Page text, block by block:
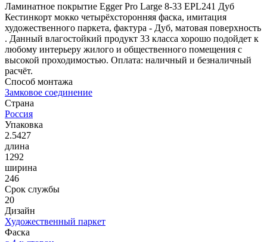
Ламинатное покрытие Egger Pro Large 8-33 EPL241 Дуб
Кестинкорт мокко четырёхсторонняя фаска, имитация
художественного паркета, фактура - Дуб, матовая поверхность
. Данный влагостойкий продукт 33 класса хорошо подойдет к
любому интерьеру жилого и общественного помещения с
высокой проходимостью. Оплата: наличный и безналичный
расчёт.
Способ монтажа
Замковое соединение
Страна
Россия
Упаковка
2.5427
длина
1292
ширина
246
Срок службы
20
Дизайн
Художественный паркет
Фаска